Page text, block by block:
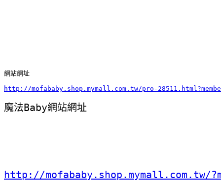
網站網址
http://mofababy.shop.mymall.com.tw/pro-
魔法Baby網站網址
http://mofababy.shop.mymall.com.tw/